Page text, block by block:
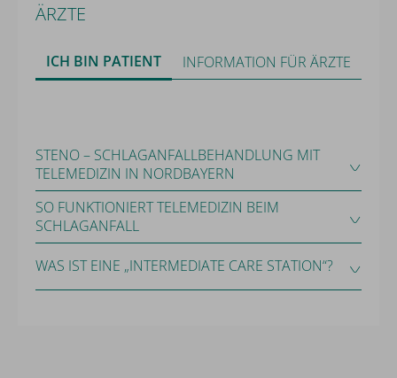
ÄRZTE
ICH BIN PATIENT INFORMATION FÜR ÄRZTE
STENO – SCHLAGANFALLBEHANDLUNG MIT
TELEMEDIZIN IN NORDBAYERN
SO FUNKTIONIERT TELEMEDIZIN BEIM
SCHLAGANFALL
WAS IST EINE „INTERMEDIATE CARE STATION“?